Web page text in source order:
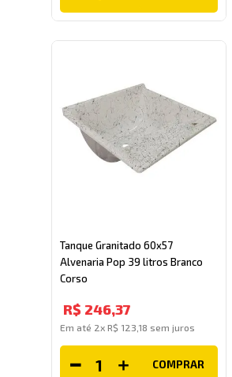
Tanque Granitado 60x57
Alvenaria Pop 39 litros Branco
Corso
R$ 246,37
Em até 2x R$ 123 18 sem juros
COMPRAR